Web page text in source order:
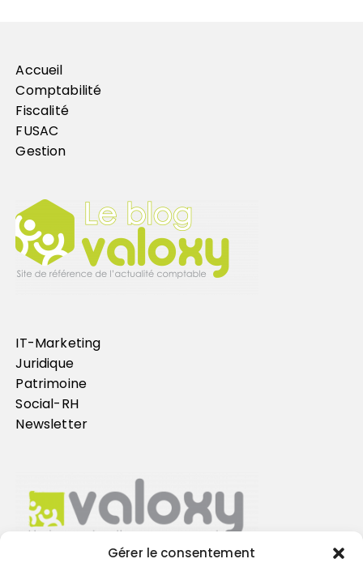
Gérer le consentement
Accueil
Comptabilité
Fiscalité
FUSAC
Gestion
IT-Marketing
Juridique
Patrimoine
Social-RH
Newsletter